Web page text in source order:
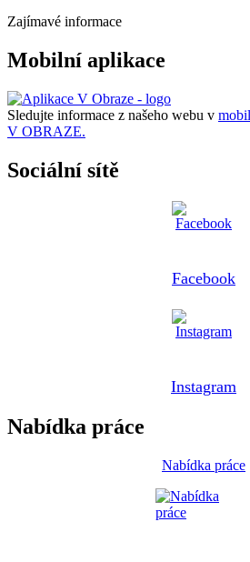
Zajímavé informace
Mobilní aplikace
Sledujte informace z našeho webu v
V OBRAZE.
Sociální sítě
Facebook
Instagram
Nabídka práce
Nabídka práce